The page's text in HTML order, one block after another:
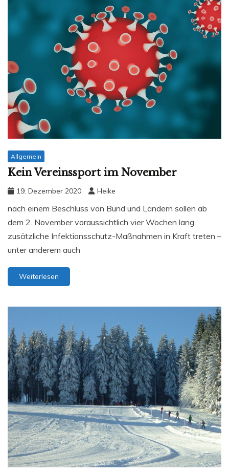
Allgemein
Kein Vereinssport im November
19. Dezember 2020 Heike
nach einem Beschluss von Bund und Ländern sollen ab
dem 2. November voraussichtlich vier Wochen lang
zusätzliche Infektionsschutz-Maßnahmen in Kraft treten –
unter anderem auch
Weiterlesen